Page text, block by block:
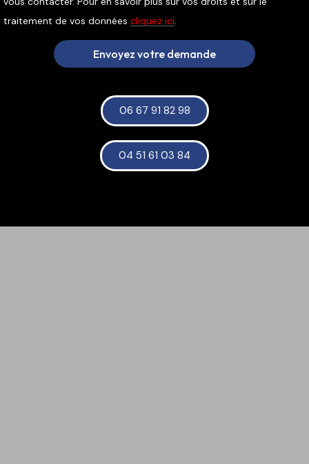
traitement de vos données cliquez ici.
Envoyez votre demande
06 67 91 82 98
04 51 61 03 84